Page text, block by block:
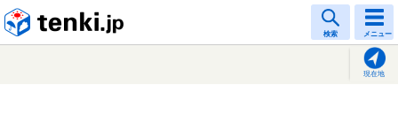
検索 メニュー
現在地